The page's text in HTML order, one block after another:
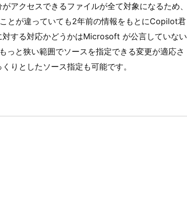
アクセスできるファイルが全て対象になるため、
とが違っていても2年前の情報をもとにCopilot君
する対応かどうかはMicrosoft が公言していない
と狭い範囲でソースを指定できる変更が適応さ
りとしたソース指定も可能です。